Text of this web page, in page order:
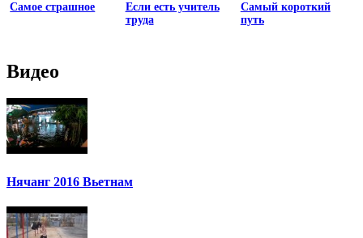
Самое страшное
Если есть учитель
труда
Самый короткий
путь
Видео
Нячанг 2016 Вьетнам